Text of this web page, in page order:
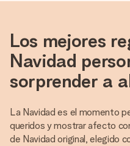
Los mejores
Navidad
sorprender a
La Navidad es el momento
queridos y mostrar afecto
de Navidad original, elegido